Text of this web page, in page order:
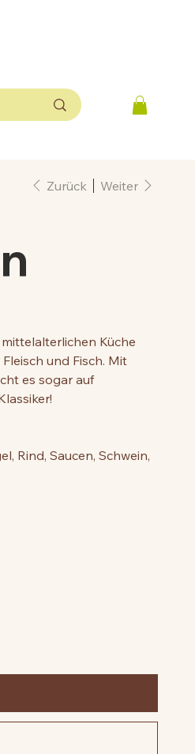
Zurück Weiter
Küche
und Fisch. Mit
es sogar auf
Rind, Saucen, Schwein,